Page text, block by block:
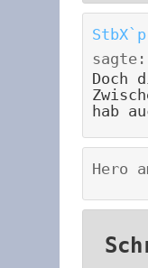
sagte:
Doch
hab
Hero